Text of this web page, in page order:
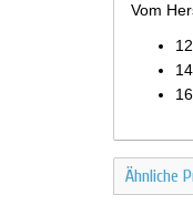
Vom
Ähnliche